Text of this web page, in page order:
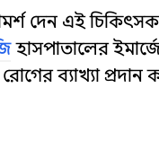
দেন এই
হাসপাতালের
ব্যাখ্যা